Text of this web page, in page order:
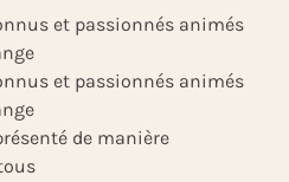
et passionnés animés
et passionnés animés
de manière